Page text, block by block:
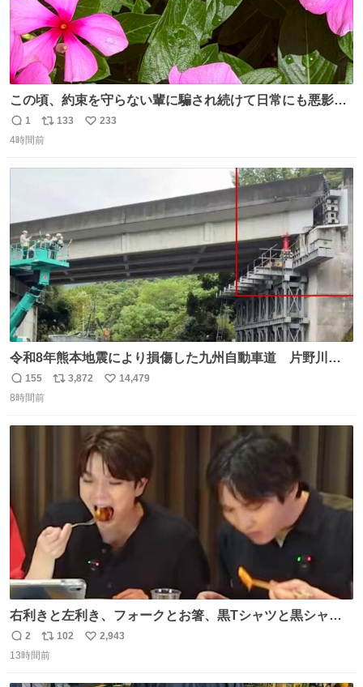
この頃、約束を守らない輩に騙され続けて日常にも悪影響
が出てきて仕事も出来ずでストレスマックス。 解決には断
ち切るのみ。 そんな時に美しい光景は救いの刻です。 人様
気もない。 実直に生きる！ 今日も嘘に負けずに頑張りま
返
信
1
リ
ポ
133
い
233
4時間前
令和8年熊本地震により損傷した九州自動車道 片野川橋
（下り線）の復旧作業を行っています。 タイムラプス動画
で、段差が生じた橋桁をジャッキアップしている様子をご
めてまいります。 #NEXCO西日本 #熊本地震
返
信
155
リ
3,872
い
数
14,479
8時間前
右利きと左利き、フォークとお箸、黒Tシャツと黒シャ
ツ、ありがとう、いい塩レです
返
信
2
リ
ポ
102
い
2,943
13時間前